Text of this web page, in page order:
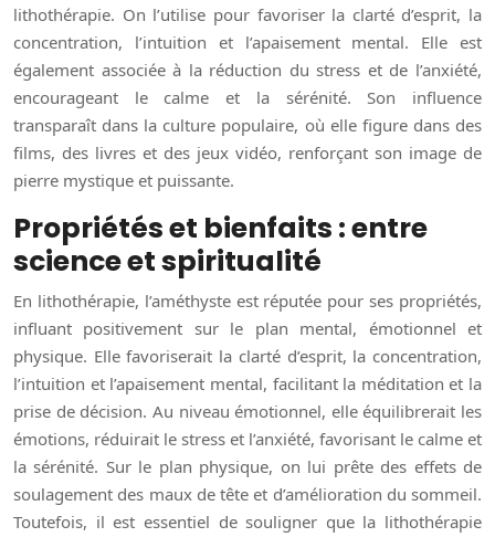
lithothérapie. On l’utilise pour favoriser la clarté d’esprit, la
concentration, l’intuition et l’apaisement mental. Elle est
également associée à la réduction du stress et de l’anxiété,
encourageant le calme et la sérénité. Son influence
transparaît dans la culture populaire, où elle figure dans des
films, des livres et des jeux vidéo, renforçant son image de
pierre mystique et puissante.
Propriétés et bienfaits : entre
science et spiritualité
En lithothérapie, l’améthyste est réputée pour ses propriétés,
influant positivement sur le plan mental, émotionnel et
physique. Elle favoriserait la clarté d’esprit, la concentration,
l’intuition et l’apaisement mental, facilitant la méditation et la
prise de décision. Au niveau émotionnel, elle équilibrerait les
émotions, réduirait le stress et l’anxiété, favorisant le calme et
la sérénité. Sur le plan physique, on lui prête des effets de
soulagement des maux de tête et d’amélioration du sommeil.
Toutefois, il est essentiel de souligner que la lithothérapie